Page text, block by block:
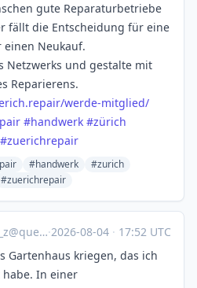
gute Reparaturbetriebe
fällt die Entscheidung für eine
Neukauf.
Netzwerks und gestalte mit
Reparierens.
werde-mitglied/
#handwerk #zürich
#zuerichrepair
#handwerk
#zurich
#zuerichrepair
·2026-08-04 · 17:52 UTC
Gartenhaus kriegen, das ich
In einer